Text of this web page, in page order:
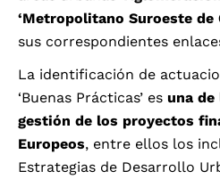
‘Metropolitano Suroeste de
sus correspondientes
La identificación de
‘Buenas Prácticas’ es una de
gestión de los proyectos
Europeos, entre ellos los
Estrategias de Desarrollo